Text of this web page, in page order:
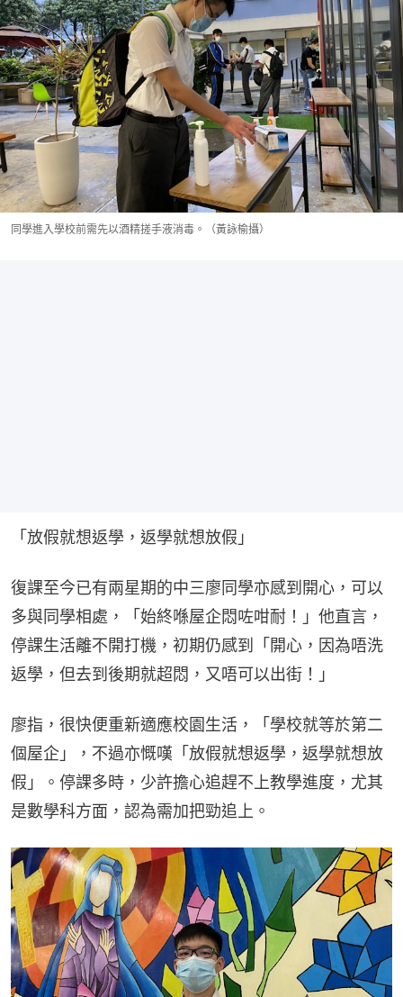
同學進入學校前需先以酒精搓手液消毒。（黃詠榆攝）
「放假就想返學，返學就想放假」
復課至今已有兩星期的中三廖同學亦感到開心，可以
多與同學相處，「始終喺屋企悶咗咁耐！」他直言，
停課生活離不開打機，初期仍感到「開心，因為唔洗
返學，但去到後期就超悶，又唔可以出街！」
廖指，很快便重新適應校園生活，「學校就等於第二
個屋企」，不過亦慨嘆「放假就想返學，返學就想放
假」。停課多時，少許擔心追趕不上教學進度，尤其
是數學科方面，認為需加把勁追上。